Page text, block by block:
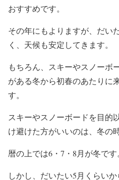
おすすめです。
その年にもよりますが、だい
く、天候も安定してきます。
もちろん、スキーやスノーボ
がある冬から初春のあたりに
す。
スキーやスノーボードを目的
け避けた方がいいのは、冬の
暦の上では6・7・8月が冬です
しかし、だいたい5月くらい